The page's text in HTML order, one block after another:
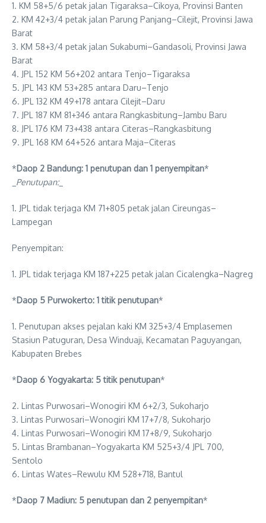
1. KM 58+5/6 petak jalan Tigaraksa–Cikoya, Provinsi Banten
2. KM 42+3/4 petak jalan Parung Panjang–Cilejit, Provinsi Jawa
Barat
3. KM 58+3/4 petak jalan Sukabumi–Gandasoli, Provinsi Jawa
Barat
4. JPL 152 KM 56+202 antara Tenjo–Tigaraksa
5. JPL 143 KM 53+285 antara Daru–Tenjo
6. JPL 132 KM 49+178 antara Cilejit–Daru
7. JPL 187 KM 81+346 antara Rangkasbitung–Jambu Baru
8. JPL 176 KM 73+438 antara Citeras–Rangkasbitung
9. JPL 168 KM 64+526 antara Maja–Citeras
*Daop 2 Bandung: 1 penutupan dan 1 penyempitan*
Penutupan:_
1. JPL tidak terjaga KM 71+805 petak jalan Cireungas–
Lampegan
Penyempitan:
1. JPL tidak terjaga KM 187+225 petak jalan Cicalengka–Nagreg
*Daop 5 Purwokerto: 1 titik penutupan*
1. Penutupan akses pejalan kaki KM 325+3/4 Emplasemen
Stasiun Patuguran, Desa Winduaji, Kecamatan Paguyangan,
Kabupaten Brebes
*Daop 6 Yogyakarta: 5 titik penutupan*
2. Lintas Purwosari–Wonogiri KM 6+2/3, Sukoharjo
3. Lintas Purwosari–Wonogiri KM 17+7/8, Sukoharjo
4. Lintas Purwosari–Wonogiri KM 17+8/9, Sukoharjo
5. Lintas Brambanan–Yogyakarta KM 525+3/4 JPL 700,
Sentolo
6. Lintas Wates–Rewulu KM 528+718, Bantul
*Daop 7 Madiun: 5 penutupan dan 2 penyempitan*